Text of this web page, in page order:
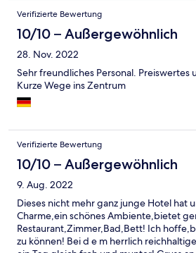
Verifizierte Bewertung
10/10 – Außergewöhnlich
28. Nov. 2022
Sehr freundliches Personal. Preiswertes
Kurze Wege ins Zentrum
Verifizierte Bewertung
10/10 – Außergewöhnlich
9. Aug. 2022
Dieses nicht mehr ganz junge Hotel hat
Charme,ein schönes Ambiente,bietet
Restaurant,Zimmer,Bad,Bett! Ich
zu können! Bei d e m herrlich